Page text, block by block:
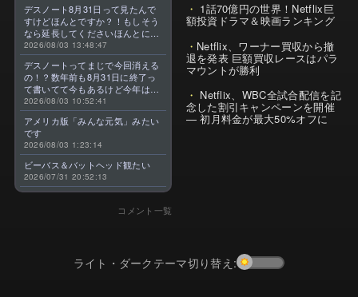
デスノート8月31日って見たんで
すけどほんとですか？！もしそう
なら延長してくださいほんとに大
好きなんです😭
2026/08/03 13:48:47
デスノートってまじで今回消える
の！？数年前も8月31日に終了っ
て書いてて今もあるけど今年はま
じのやつ！？よくわからん！！で
きればなくならないでほしい！平
成アニメを振り返らせてくれっ
っ！！！！！！！
2026/08/03 10:52:41
アメリカ版「みんな元気」みたい
です
2026/08/03 1:23:14
ビーバス＆バットヘッド観たい
2026/07/31 20:52:13
コメント一覧
1話70億円の世界！Netflix巨
額投資ドラマ＆映画ランキング
Netflix、ワーナー買収から撤
退を発表 巨額買収レースはパラ
マウントが勝利
Netflix、WBC全試合配信を記
念した割引キャンペーンを開催
— 初月料金が最大50%オフに
ライト・ダークテーマ切り替え: